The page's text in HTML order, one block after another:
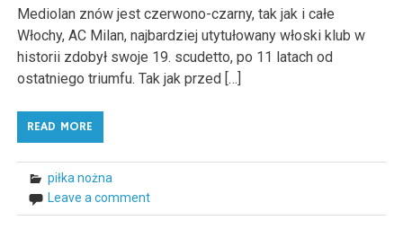
Mediolan znów jest czerwono-czarny, tak jak i całe
Włochy, AC Milan, najbardziej utytułowany włoski klub w
historii zdobył swoje 19. scudetto, po 11 latach od
ostatniego triumfu. Tak jak przed […]
READ MORE
piłka nożna
Leave a comment